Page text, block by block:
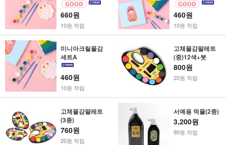
660원
10원 적립
460원
10원 적립
미니아크릴물감
세트A
460원
10원 적립
고체물감팔레트
(중)12색+붓
800원
20원 적립
고체물감팔레트
(3종)
760원
20원 적립
서예용 먹물(2종)
3,200원
90원 적립